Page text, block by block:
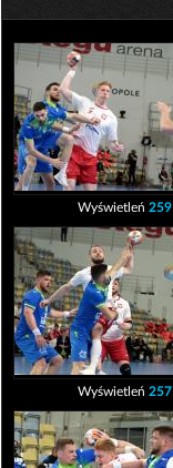
Wyświetleń 259
Wyświetleń 257